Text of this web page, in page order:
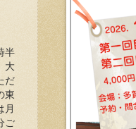
半
大
だ
東
月
ご